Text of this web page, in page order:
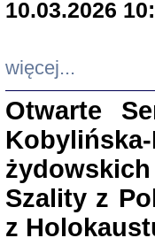
10.03.2026
więcej...
Otwarte
Szality z
z